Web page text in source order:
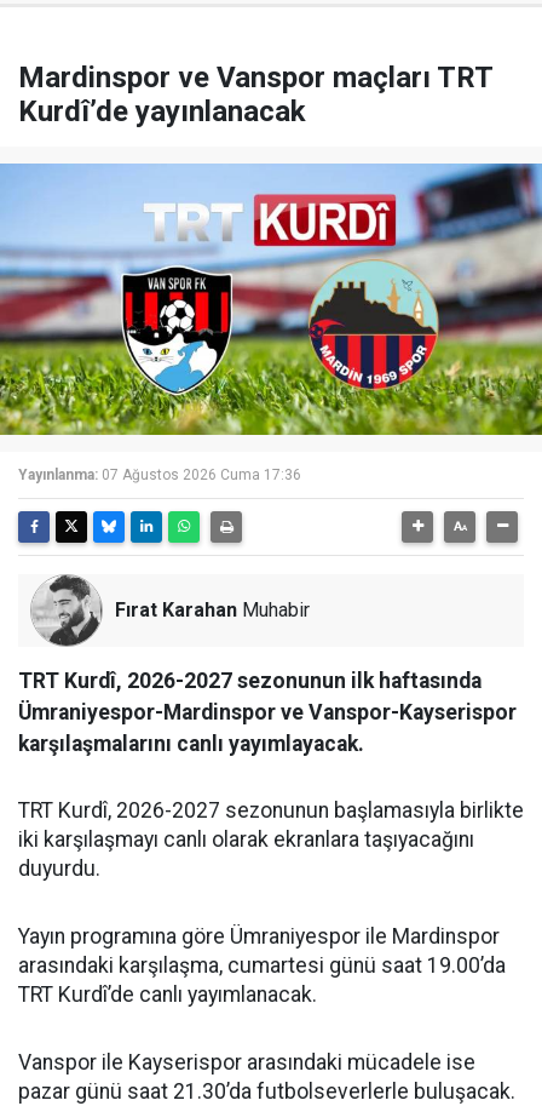
Mardinspor ve Vanspor maçları TRT
Kurdî’de yayınlanacak
Yayınlanma: 07 Ağustos 2026 Cuma 17:36
Fırat Karahan Muhabir
TRT Kurdî, 2026-2027 sezonunun ilk haftasında
Ümraniyespor-Mardinspor ve Vanspor-Kayserispor
karşılaşmalarını canlı yayımlayacak.
TRT Kurdî, 2026-2027 sezonunun başlamasıyla birlikte
iki karşılaşmayı canlı olarak ekranlara taşıyacağını
duyurdu.
Yayın programına göre Ümraniyespor ile Mardinspor
arasındaki karşılaşma, cumartesi günü saat 19.00’da
TRT Kurdî’de canlı yayımlanacak.
Vanspor ile Kayserispor arasındaki mücadele ise
pazar günü saat 21.30’da futbolseverlerle buluşacak.